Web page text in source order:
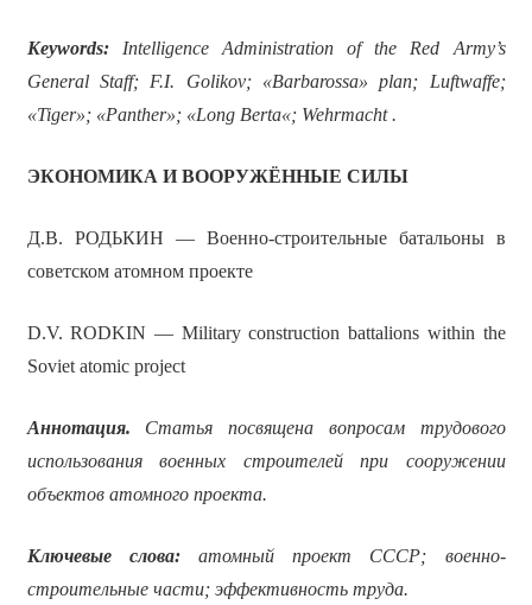
Keywords:Intelligence Administration of the Red Army’s
General Staff; F.I. Golikov; «Barbarossa» plan; Luftwaffe;
«Tiger»; «Panther»; «Long Berta«; Wehrmacht .
ЭКОНОМИКА И ВООРУЖЁННЫЕ СИЛЫ
Д.В. РОДЬКИН — Военно-строительные батальоны в
советском атомном проекте
D.V. RODKIN — Military construction battalions within the
Soviet atomic project
Аннотация. Статья посвящена вопросам трудового
использования военных строителей при сооружении
объектов атомного проекта.
Ключевые слова:атомный проект СССР; военно-
строительные части; эффективность труда.